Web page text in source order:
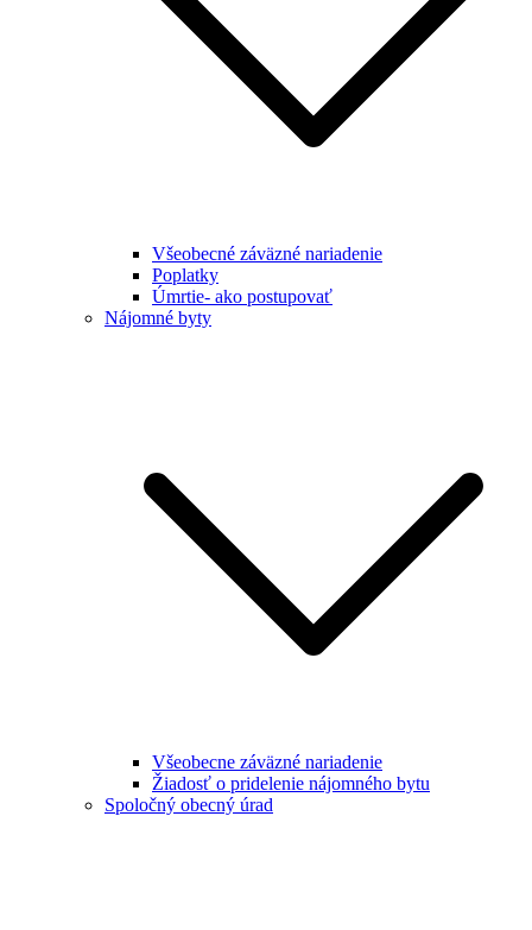
Všeobecné záväzné nariadenie
Poplatky
Úmrtie- ako postupovať
Nájomné byty
Všeobecne záväzné nariadenie
Žiadosť o pridelenie nájomného bytu
Spoločný obecný úrad